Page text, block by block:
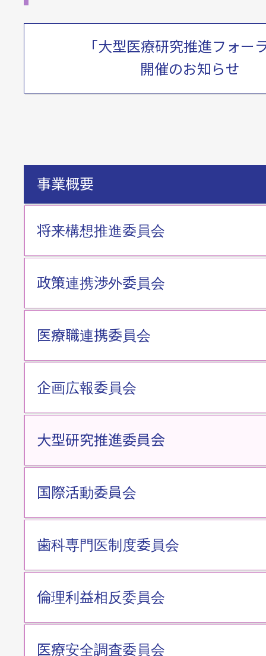
「大型医療研究推進フォー
開催のお知らせ
事業概要
将来構想推進委員会
政策連携渉外委員会
医療職連携委員会
企画広報委員会
大型研究推進委員会
国際活動委員会
歯科専門医制度委員会
倫理利益相反委員会
医療安全調査委員会